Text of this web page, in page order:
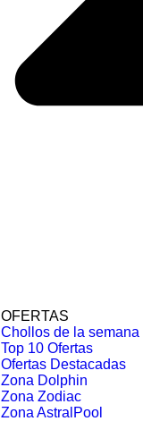
OFERTAS
Chollos de la semana
Top 10 Ofertas
Ofertas Destacadas
Zona Dolphin
Zona Zodiac
Zona AstralPool